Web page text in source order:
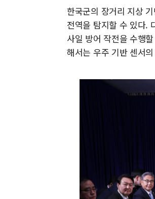
한국군의 장거리 지상
전역을 탐지할 수 있다
사일 방어 작전을 수행
해서는 우주 기반 센서